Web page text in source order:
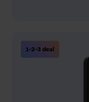
1-2-3 deal